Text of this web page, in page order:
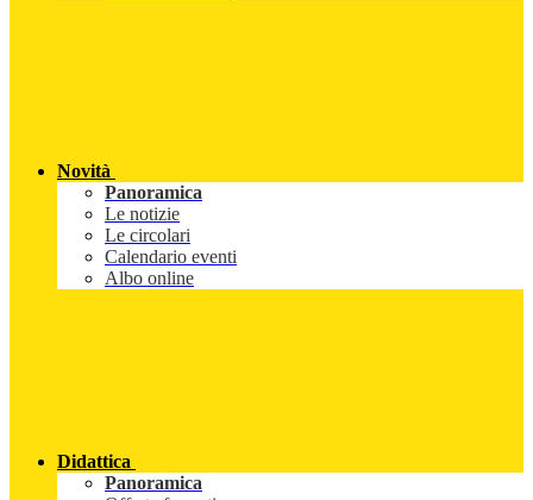
Novità
Panoramica
Le notizie
Le circolari
Calendario eventi
Albo online
Didattica
Panoramica